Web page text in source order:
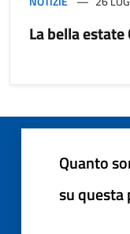
La bella
Quanto
su questa